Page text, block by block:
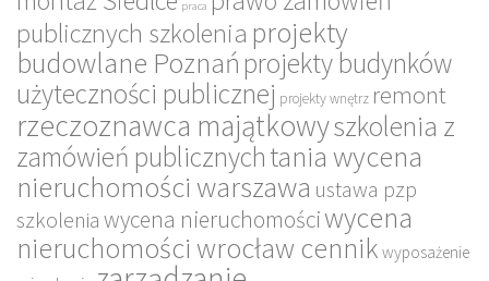
praca
publicznych szkolenia projekty
budowlane Poznańprojekty budynków
użyteczności publicznej projekty wnętrz remont
rzeczoznawca majątkowyszkolenia z
zamówień publicznychtania wycena
nieruchomości warszawa ustawa pzp
szkolenia wycena nieruchomościwycena
nieruchomości wrocław cennik wyposażenie